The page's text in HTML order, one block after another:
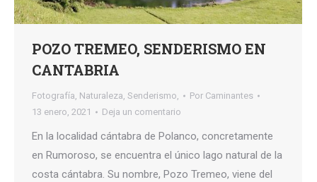
POZO TREMEO, SENDERISMO EN
CANTABRIA
Fotografía, Naturaleza, Senderismo, Por Caminantes
13 enero, 2021
Deja un comentario
En la localidad cántabra de Polanco, concretamente
en Rumoroso, se encuentra el único lago natural de la
costa cántabra. Su nombre, Pozo Tremeo, viene del